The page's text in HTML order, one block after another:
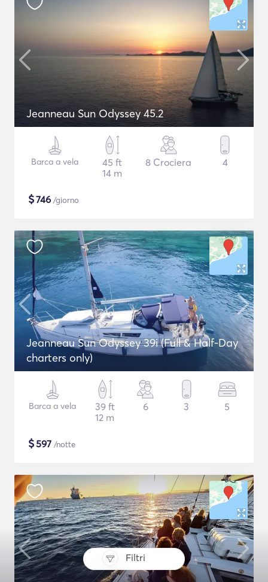
Filtri
Jeanneau Sun Odyssey 45.2
Barca a vela
45 ft
14 m
8 Crociera 4
$746 /giorno
Jeanneau Sun Odyssey 39i (Full & Half-Day
charters only)
Barca a vela
39 ft
12 m
6 3 5
$597 /notte